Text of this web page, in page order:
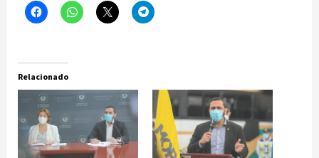
Relacionado